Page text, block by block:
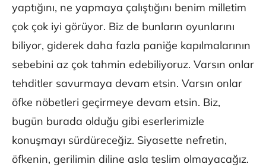
yaptığını, ne yapmaya çalıştığını benim milletim
çok çok iyi görüyor. Biz de bunların oyunlarını
biliyor, giderek daha fazla paniğe kapılmalarının
sebebini az çok tahmin edebiliyoruz. Varsın onlar
tehditler savurmaya devam etsin. Varsın onlar
öfke nöbetleri geçirmeye devam etsin. Biz,
bugün burada olduğu gibi eserlerimizle
konuşmayı sürdüreceğiz. Siyasette nefretin,
öfkenin, gerilimin diline asla teslim olmayacağız.